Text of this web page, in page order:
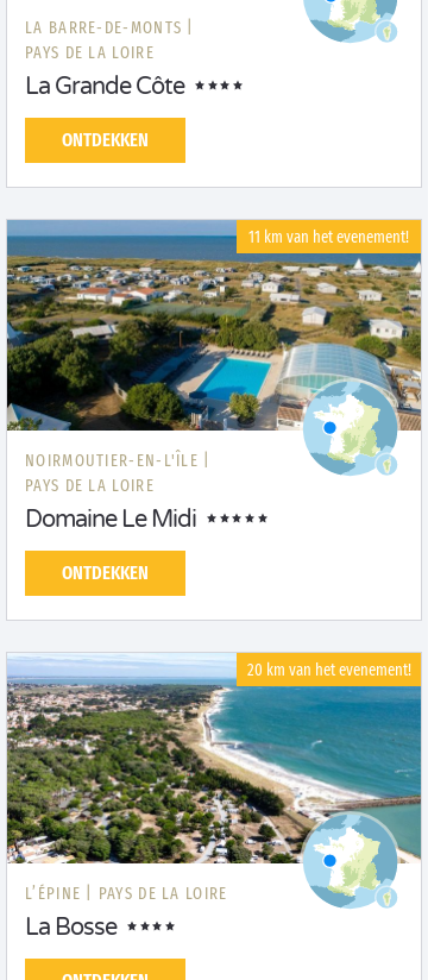
LA BARRE-DE-MONTS |
PAYS DE LA LOIRE
La Grande Côte
ONTDEKKEN
11 km van het evenement!
NOIRMOUTIER-EN-L'ÎLE |
PAYS DE LA LOIRE
Domaine Le Midi
ONTDEKKEN
20 km van het evenement!
L’ÉPINE | PAYS DE LA LOIRE
La Bosse